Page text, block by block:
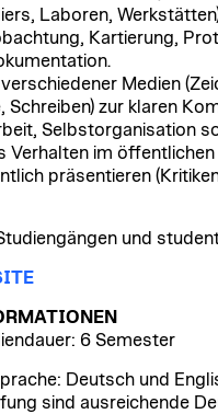
Laboren,
Kartierung,
Medien
Schreiben) zur klaren
Selbstorganisation
Verhalten im öffentlichen
präsentieren
und
6 Semester
Deutsch und
sind ausreichende